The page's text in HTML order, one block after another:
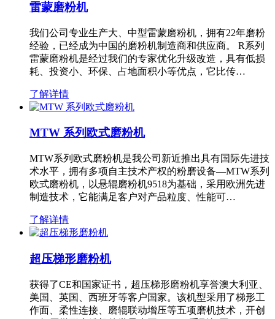
雷蒙磨粉机
我们公司专业生产大、中型雷蒙磨粉机，拥有22年磨粉
经验，已经成为中国的磨粉机制造商和供应商。 R系列
雷蒙磨粉机是经过我们的专家优化升级改造，具有低损
耗、投资小、环保、占地面积小等优点，它比传…
了解详情
MTW 系列欧式磨粉机
MTW系列欧式磨粉机是我公司新近推出具有国际先进技
术水平，拥有多项自主技术产权的粉磨设备—MTW系列
欧式磨粉机，以悬辊磨粉机9518为基础，采用欧洲先进
制造技术，它能满足客户对产品粒度、性能可…
了解详情
超压梯形磨粉机
获得了CE和国家证书，超压梯形磨粉机享誉澳大利亚、
美国、英国、西班牙等客户国家。该机型采用了梯形工
作面、柔性连接、磨辊联动增压等五项磨机技术，开创